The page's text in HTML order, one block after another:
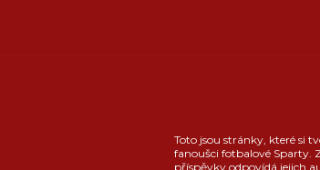
Toto jsou stránky, které si
fanoušci fotbalové Sparty.
příspěvky odpovídá jejich